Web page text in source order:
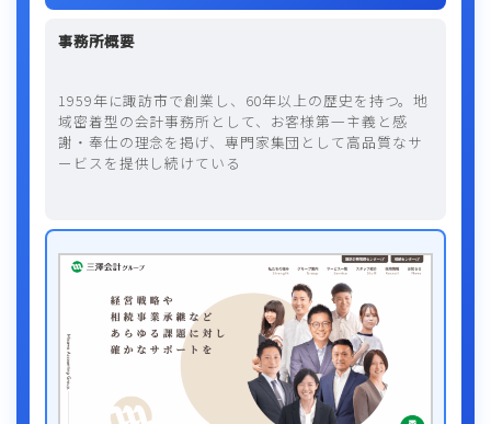
事務所概要
1959年に諏訪市で創業し、60年以上の歴史を持つ。地
域密着型の会計事務所として、お客様第一主義と感
謝・奉仕の理念を掲げ、専門家集団として高品質なサ
ービスを提供し続けている